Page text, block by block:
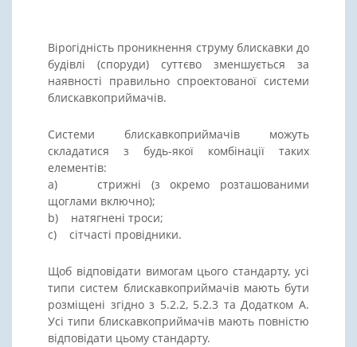
Вірогідність проникнення струму блискавки до
будівлі (споруди) суттєво зменшується за
наявності правильно спроектованої системи
блискавкоприймачів.
Системи блискавкоприймачів можуть
складатися з будь-якої комбінації таких
елементів:
a) стрижні (з окремо розташованими
щоглами включно);
b) натягнені троси;
c) сітчасті провідники.
Щоб відповідати вимогам цього стандарту, усі
типи систем блискавкоприймачів мають бути
розміщені згідно з 5.2.2, 5.2.3 та Додатком A.
Усі типи блискавкоприймачів мають повністю
відповідати цьому стандарту.